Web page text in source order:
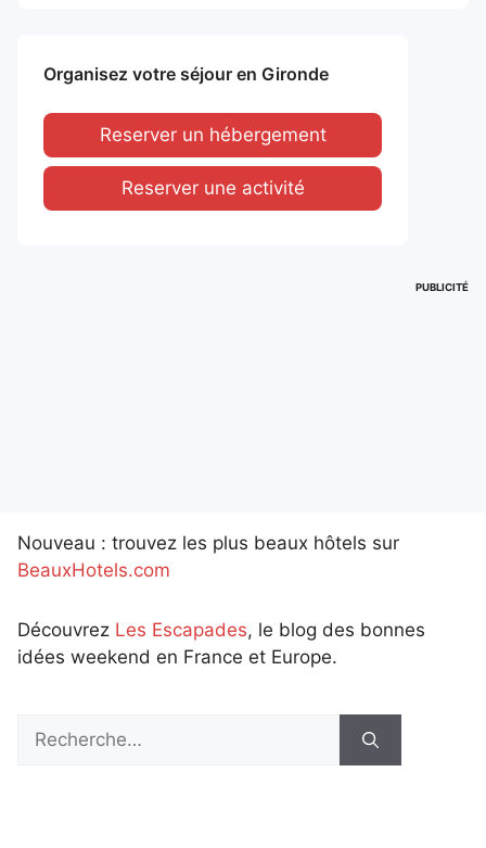
Organisez votre séjour en Gironde
Reserver un hébergement
Reserver une activité
PUBLICITÉ
Nouveau : trouvez les plus beaux hôtels sur
BeauxHotels.com
Découvrez Les Escapades, le blog des bonnes
idées weekend en France et Europe.
Rechercher :